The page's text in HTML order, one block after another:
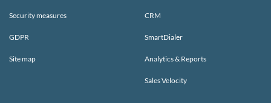
Security measures
GDPR
Site map
CRM
SmartDialer
Analytics & Reports
Sales Velocity